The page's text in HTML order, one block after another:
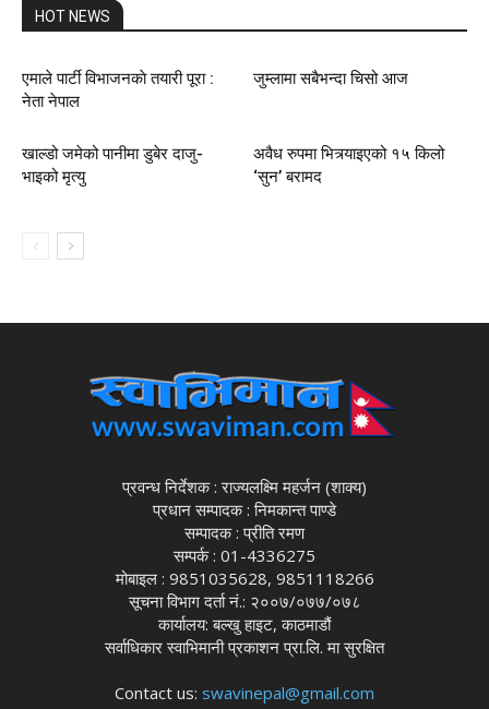
HOT NEWS
एमाले पार्टी विभाजनकाे तयारी पूरा :
नेता नेपाल
जुम्लामा सबैभन्दा चिसो आज
खाल्डो जमेको पानीमा डुबेर दाजु-
भाइको मृत्यु
अवैध रुपमा भित्र्याइएको १५ किलो
‘सुन’ बरामद
प्रवन्ध निर्देशक : राज्यलक्ष्मि महर्जन (शाक्य)
प्रधान सम्पादक : निमकान्त पाण्डे
सम्पादक : प्रीति रमण
सम्पर्क : 01-4336275
मोबाइल : 9851035628, 9851118266
सूचना विभाग दर्ता नं.: २००७/०७७/०७८
कार्यालय: बल्खु हाइट, काठमाडौं
सर्वाधिकार स्वाभिमानी प्रकाशन प्रा.लि. मा सुरक्षित
Contact us: swavinepal@gmail.com